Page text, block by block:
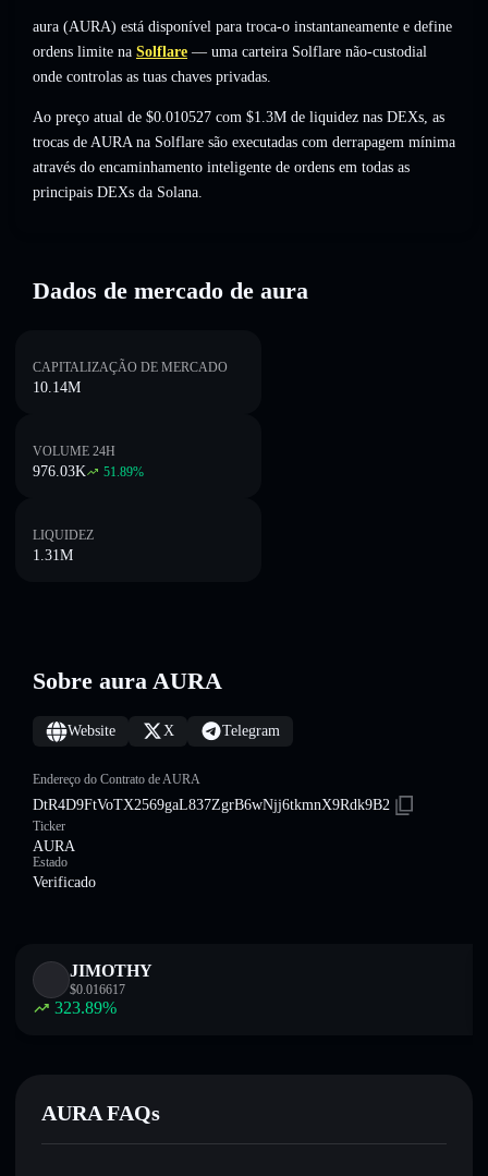
aura (AURA) está disponível para troca-o instantaneamente e define
ordens limite na Solflare — uma carteira Solflare não-custodial
onde controlas as tuas chaves privadas.
Ao preço atual de $0.010527 com $1.3M de liquidez nas DEXs, as
trocas de AURA na Solflare são executadas com derrapagem mínima
através do encaminhamento inteligente de ordens em todas as
principais DEXs da Solana.
Dados de mercado de aura
CAPITALIZAÇÃO DE MERCADO
10.14M
VOLUME 24H
976.03K 51.89%
LIQUIDEZ
1.31M
Sobre aura AURA
Website X Telegram
Endereço do Contrato de AURA
DtR4D9FtVoTX2569gaL837ZgrB6wNjj6tkmnX9Rdk9B2
Ticker
AURA
Estado
Verificado
JIMOTHY
$0.016617
323.89%
AURA FAQs